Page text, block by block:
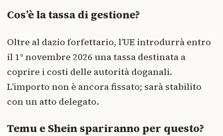
Cos’è la tassa di gestione?
Oltre al dazio forfettario, l’UE introdurrà entro
il 1° novembre 2026 una tassa destinata a
coprire i costi delle autorità doganali.
L’importo non è ancora fissato; sarà stabilito
con un atto delegato.
Temu e Shein spariranno per questo?